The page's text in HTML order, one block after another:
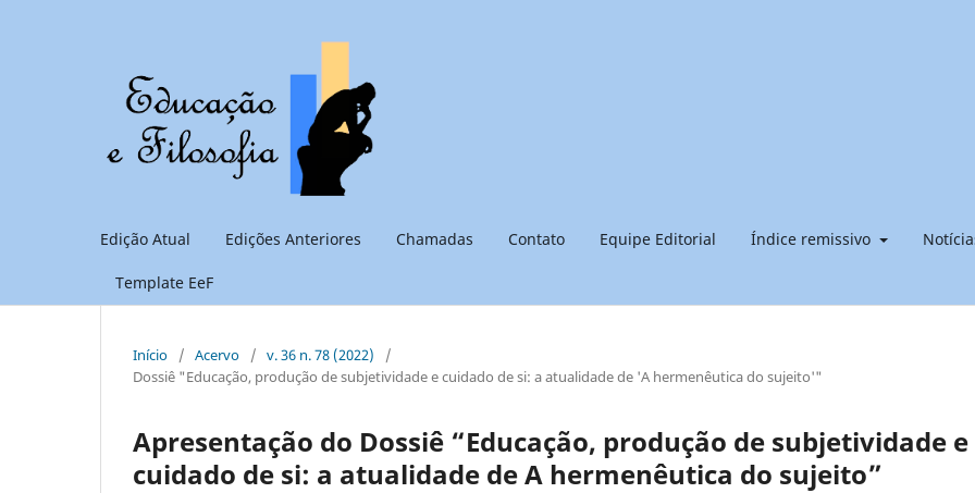
Edição Atual Edições Anteriores Chamadas Contato Equipe Editorial Índice remissivo
Template EeF
Início / Acervo / v. 36 n. 78 (2022)
/
Dossiê "Educação, produção de subjetividade e cuidado de si: a atualidade de 'A hermenêutica do sujeito'"
Apresentação do Dossiê “Educação, produção de subjetividade e
cuidado de si: a atualidade de A hermenêutica do sujeito”